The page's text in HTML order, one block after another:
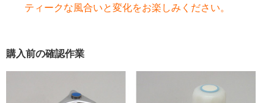
ティークな風合いと変化をお楽しみください。
購入前の確認作業